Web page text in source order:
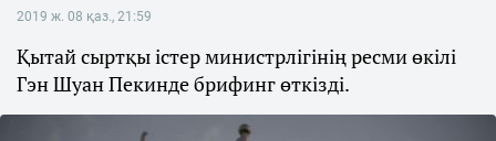
2019 ж. 08 қаз., 21:59
Қытай сыртқы істер министрлігінің ресми өкілі
Гэн Шуан Пекинде брифинг өткізді.